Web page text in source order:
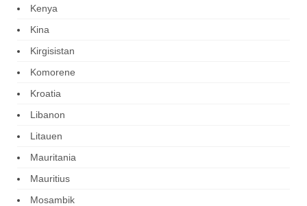
Kenya
Kina
Kirgisistan
Komorene
Kroatia
Libanon
Litauen
Mauritania
Mauritius
Mosambik